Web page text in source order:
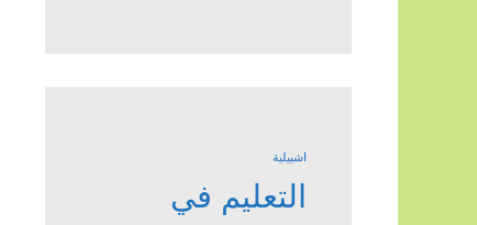
اشبيلية
التعليم في